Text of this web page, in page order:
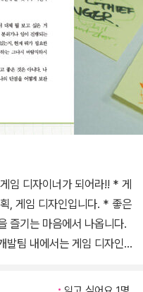
디자이너가 되어라!! * 게
, 게임 디자인입니다. * 좋은
즐기는 마음에서 나옵니다.
발팀 내에서는 게임 디자인이
적인 설계를 합니다. 이 책은